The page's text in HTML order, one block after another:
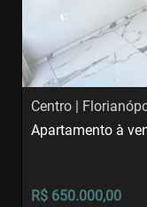
Centro |
Apartamento à
R$ 650.000,00